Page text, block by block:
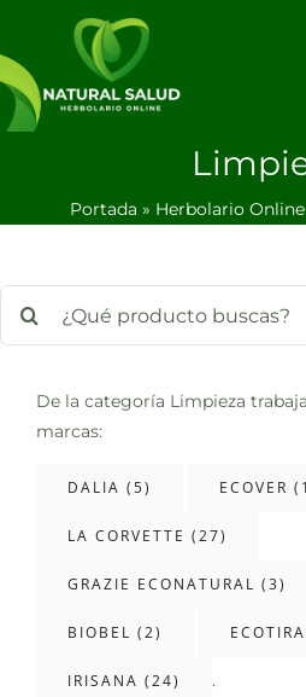
contenido
Portada » Herbolario Online
De la categoría Limpieza
marcas:
DALIA (5) ECOVER
LA CORVETTE (27)
GRAZIE ECONATURAL (3)
BIOBEL (2)
IRISANA (24) .